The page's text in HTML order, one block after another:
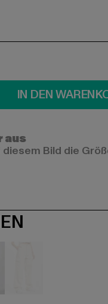
IN DEN
aus
Bild die